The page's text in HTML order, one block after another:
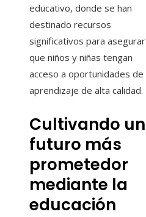
educativo, donde se han
destinado recursos
significativos para asegurar
que niños y niñas tengan
acceso a oportunidades de
aprendizaje de alta calidad.
Cultivando un
futuro más
prometedor
mediante la
educación